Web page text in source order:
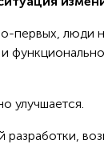
первых, люди
улучшается.
разработки,